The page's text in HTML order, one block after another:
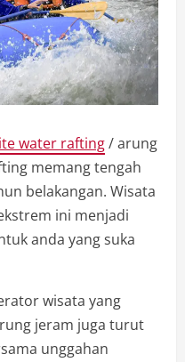
water rafting/ arung
memang tengah
belakangan. Wisata
ini menjadi
anda yang suka
wisata yang
jeram juga turut
unggahan